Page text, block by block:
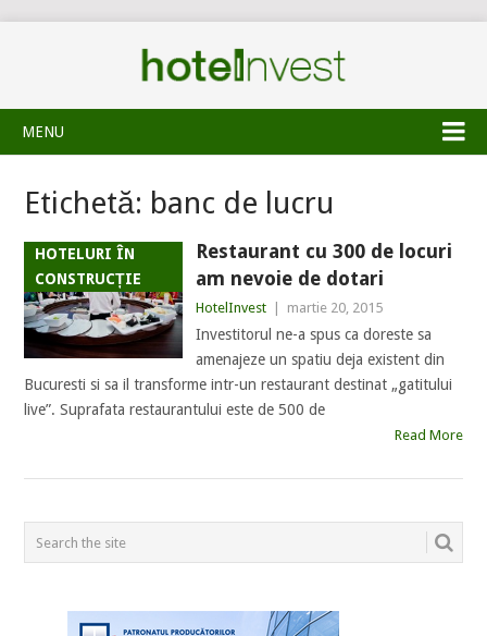
MENU
Etichetă: banc de lucru
HOTELURI ÎN
CONSTRUCȚIE
Restaurant cu 300 de locuri
am nevoie de dotari
HotelInvest martie 20, 2015
Investitorul ne-a spus ca doreste sa
amenajeze un spatiu deja existent din
Bucuresti si sa il transforme intr-un restaurant destinat „gatitului
live”. Suprafata restaurantului este de 500 de
Read More
POSTS
NAVIGATION